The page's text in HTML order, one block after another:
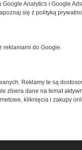
z
Google Analytics i Google
się z polityką
reklamami do Google.
Reklamy te są
zbiera dane na temat
kliknięcia i zakupy